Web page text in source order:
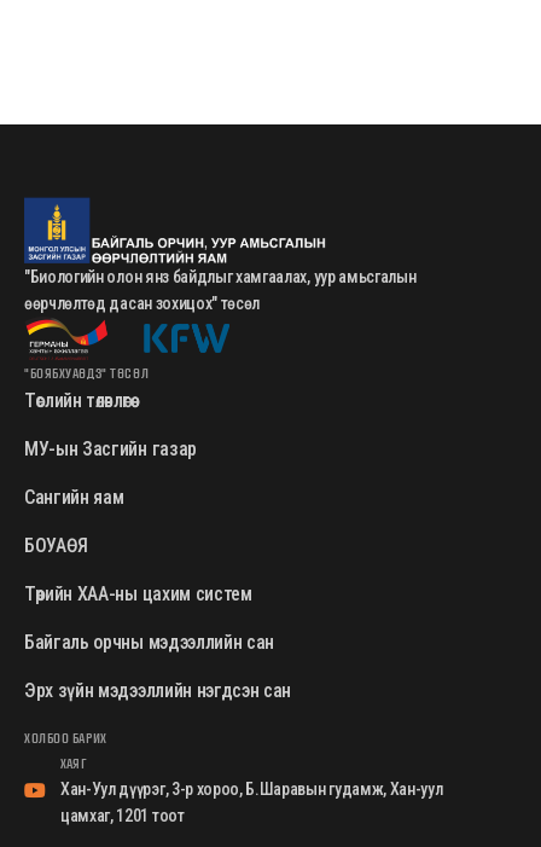
"Биологийн олон янз байдлыг хамгаалах, уур амьсгалын
өөрчлөлтөд дасан зохицох" төсөл
"БОЯБХУАӨДЗ" ТӨСӨЛ
Төслийн төлөвлөгөө
МУ-ын Засгийн газар
Сангийн яам
БОУАӨЯ
Төрийн ХАА-ны цахим систем
Байгаль орчны мэдээллийн сан
Эрх зүйн мэдээллийн нэгдсэн сан
ХОЛБОО БАРИХ
ХАЯГ
Хан-Уул дүүрэг, 3-р хороо, Б.Шаравын гудамж, Хан-уул
цамхаг, 1201 тоот